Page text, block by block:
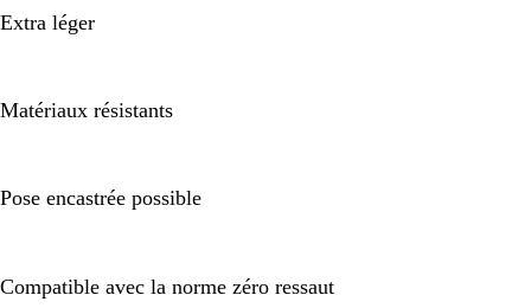
Extra léger
Matériaux résistants
Pose encastrée possible
Compatible avec la norme zéro ressaut